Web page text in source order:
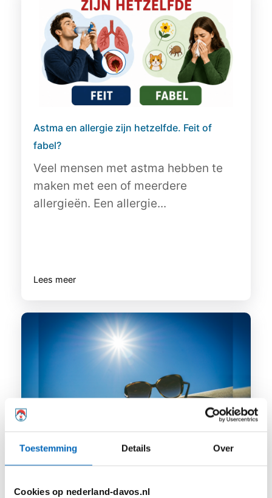
Toestemming Details Over
Cookies op nederland-davos.nl
Astma en allergie zijn hetzelfde. Feit of
fabel?
Veel mensen met astma hebben te
maken met een of meerdere
allergieën. Een allergie...
Lees meer
Hoe kom je een hittegolf door als je astma